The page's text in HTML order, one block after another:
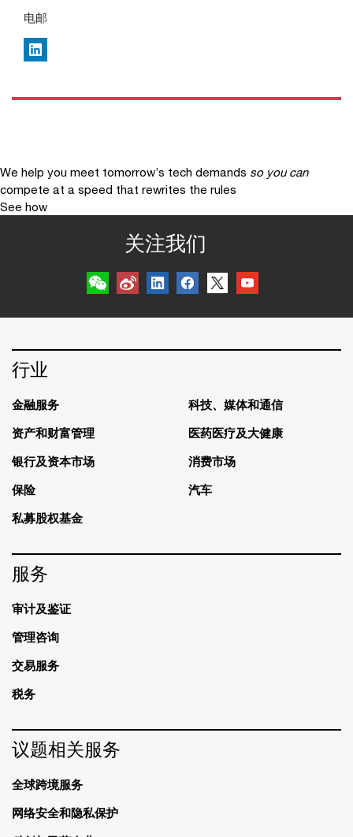
电邮
LinkedIn
We help you meet tomorrow’s tech demands so you can
compete at a speed that rewrites the rules
See how
关注我们
行业
金融服务
资产和财富管理
银行及资本市场
保险
私募股权基金
科技、媒体和通信
医药医疗及大健康
消费市场
汽车
服务
审计及鉴证
管理咨询
交易服务
税务
议题相关服务
全球跨境服务
网络安全和隐私保护